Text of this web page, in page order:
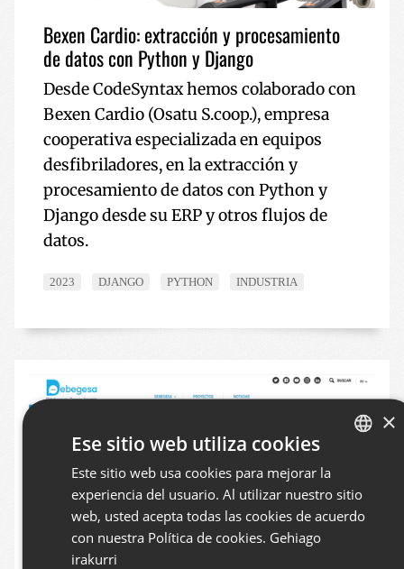
Bexen Cardio: extracción y procesamiento
de datos con Python y Django
Desde CodeSyntax hemos colaborado con
Bexen Cardio (Osatu S.coop.), empresa
cooperativa especializada en equipos
desfibriladores, en la extracción y
procesamiento de datos con Python y
Django desde su ERP y otros flujos de
datos.
2023 DJANGO PYTHON INDUSTRIA
SPANISH
×
Ese sitio web utiliza cookies
Este sitio web usa cookies para mejorar la
experiencia del usuario. Al utilizar nuestro sitio
web, usted acepta todas las cookies de acuerdo
con nuestra Política de cookies. Gehiago
irakurri